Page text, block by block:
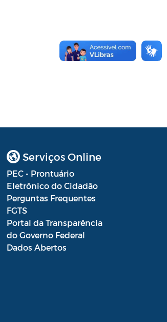
Serviços Online
PEC - Prontuário
Eletrônico do Cidadão
Perguntas Frequentes
FGTS
Portal da Transparência
do Governo Federal
Dados Abertos